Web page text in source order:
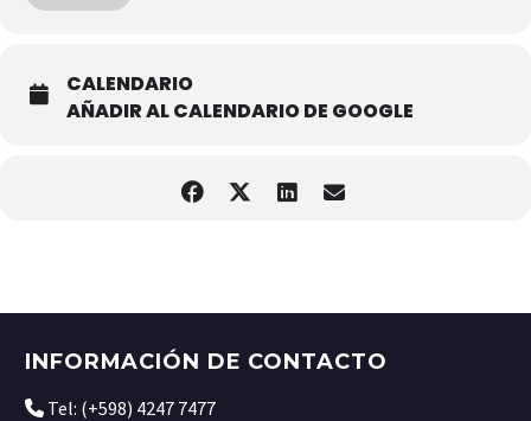
CALENDARIO
AÑADIR AL CALENDARIO DE GOOGLE
INFORMACIÓN DE CONTACTO
Tel: (+598) 4247 7477